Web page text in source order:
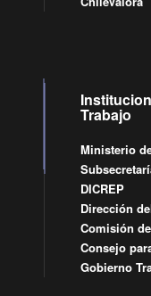
Trabajo
Ministerio
DICREP
Dirección
Comisión
Consejo
Gobierno